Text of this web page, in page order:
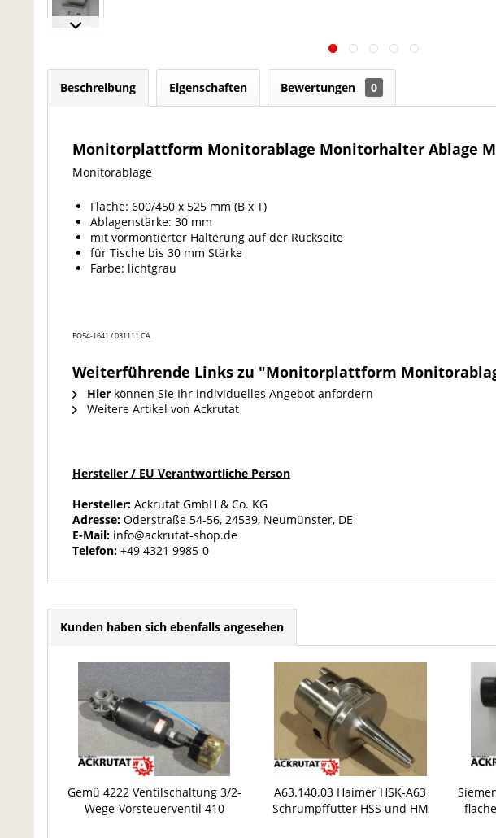
Beschreibung Eigenschaften Bewertungen 0
Monitorplattform Monitorablage Monitorhalter Ablage
Monitorablage
Fläche: 600/450 x 525 mm (B x T)
Ablagenstärke: 30 mm
mit vormontierter Halterung auf der Rückseite
für Tische bis 30 mm Stärke
Farbe: lichtgrau
EO54-1641 / 031111 CA
Weiterführende Links zu "Monitorplattform
Hier können Sie Ihr individuelles Angebot anfordern
Weitere Artikel von Ackrutat
Hersteller / EU Verantwortliche Person
Hersteller: Ackrutat GmbH & Co. KG
Adresse: Oderstraße 54-56, 24539, Neumünster, DE
E-Mail: info@ackrutat-shop.de
Telefon: +49 4321 9985-0
Kunden haben sich ebenfalls angesehen
Gemü 4222 Ventilschaltung 3/2-
Wege-Vorsteuerventil 410
A63.140.03 Haimer HSK-A63
Schrumpffutter HSS und HM